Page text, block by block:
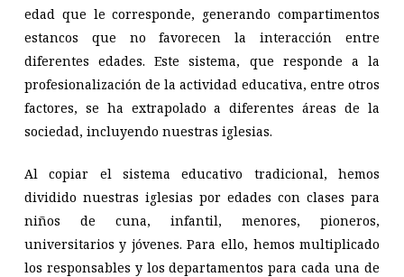
edad que le corresponde, generando compartimentos
estancos que no favorecen la interacción entre
diferentes edades. Este sistema, que responde a la
profesionalización de la actividad educativa, entre otros
factores, se ha extrapolado a diferentes áreas de la
sociedad, incluyendo nuestras iglesias.
Al copiar el sistema educativo tradicional, hemos
dividido nuestras iglesias por edades con clases para
niños de cuna, infantil, menores, pioneros,
universitarios y jóvenes. Para ello, hemos multiplicado
los responsables y los departamentos para cada una de